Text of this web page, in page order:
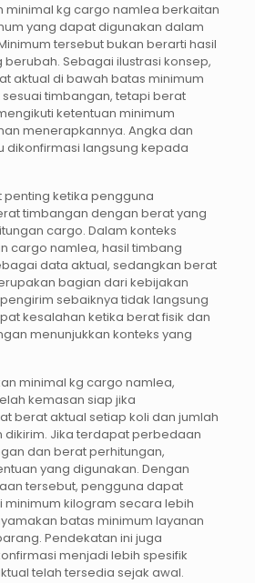
minimal kg cargo namlea berkaitan
yang dapat digunakan dalam
tersebut bukan berarti hasil
Sebagai ilustrasi konsep,
aktual di bawah batas minimum
timbangan, tetapi berat
ketentuan minimum
menerapkannya. Angka dan
dikonfirmasi langsung kepada
ketika pengguna
timbangan dengan berat yang
cargo. Dalam konteks
cargo namlea, hasil timbang
data aktual, sedangkan berat
bagian dari kebijakan
sebaiknya tidak langsung
kesalahan ketika berat fisik dan
menunjukkan konteks yang
minimal kg cargo namlea,
kemasan siap jika
berat aktual setiap koli dan jumlah
dikirim. Jika terdapat perbedaan
dan berat perhitungan,
yang digunakan. Dengan
tersebut, pengguna dapat
kilogram secara lebih
batas minimum layanan
Pendekatan ini juga
menjadi lebih spesifik
telah tersedia sejak awal.